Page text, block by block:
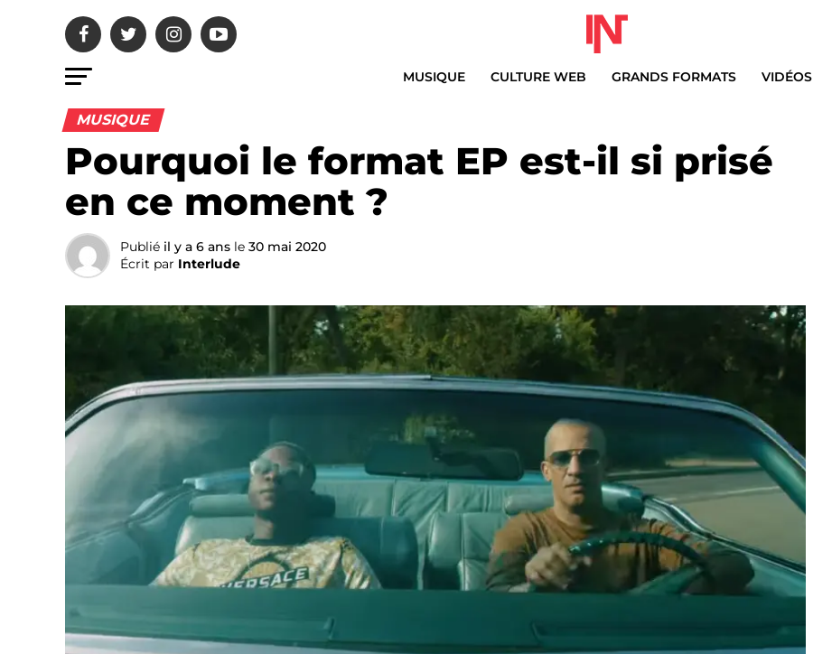
MUSIQUE CULTURE WEB GRANDS FORMATS VIDÉOS
MUSIQUE
Pourquoi le format EP est-il si prisé
en ce moment ?
Publié il y a 6 ans le 30 mai 2020
Écrit par Interlude